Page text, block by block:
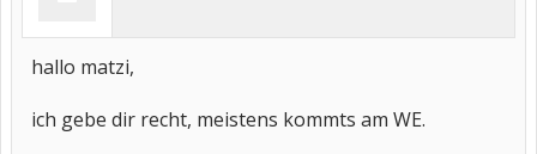
hallo matzi,
ich gebe dir recht, meistens kommts am WE.